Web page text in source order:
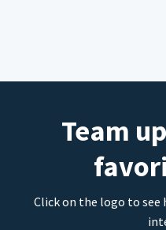
Team
Click on the logo to see